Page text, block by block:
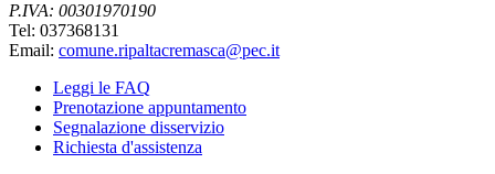
P.IVA: 00301970190
Tel: 037368131
Email: comune.ripaltacremasca@pec.it
Leggi le FAQ
Prenotazione appuntamento
Segnalazione disservizio
Richiesta d'assistenza